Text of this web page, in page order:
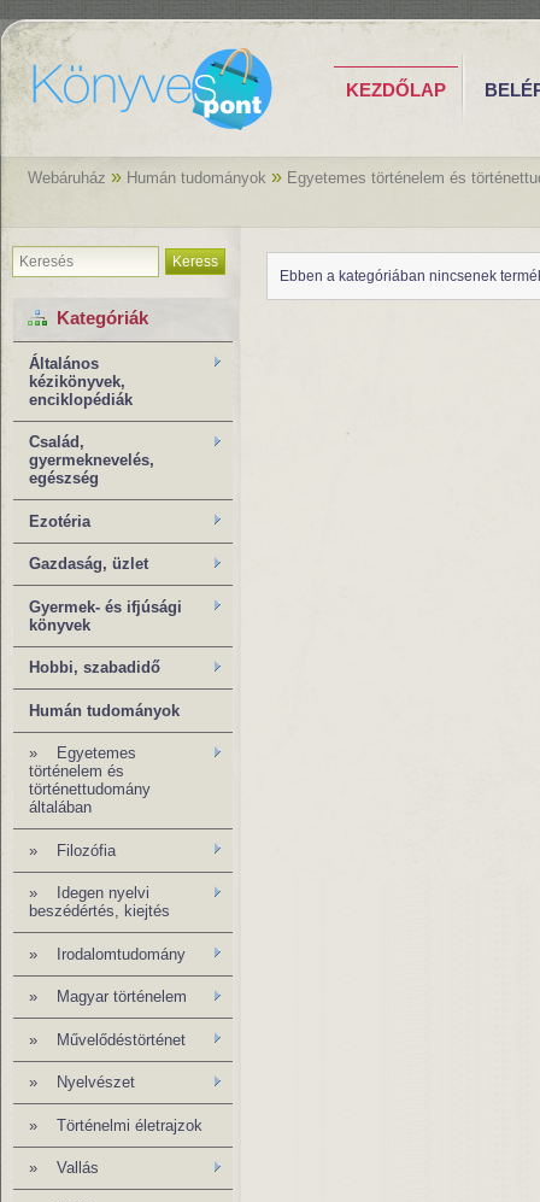
KEZDŐLAP
Webáruház » Humán tudományok » Egyetemes történelem és
Keress
Kategóriák
Általános
kézikönyvek,
enciklopédiák
Család,
gyermeknevelés,
egészség
Ezotéria
Gazdaság, üzlet
Gyermek- és ifjúsági
könyvek
Hobbi, szabadidő
Humán tudományok
»
Egyetemes
történelem és
történettudomány
általában
» Filozófia
» Idegen nyelvi
beszédértés, kiejtés
» Irodalomtudomány
» Magyar történelem
» Művelődéstörténet
» Nyelvészet
» Történelmi életrajzok
» Vallás
Ebben a kategóriában nincsenek